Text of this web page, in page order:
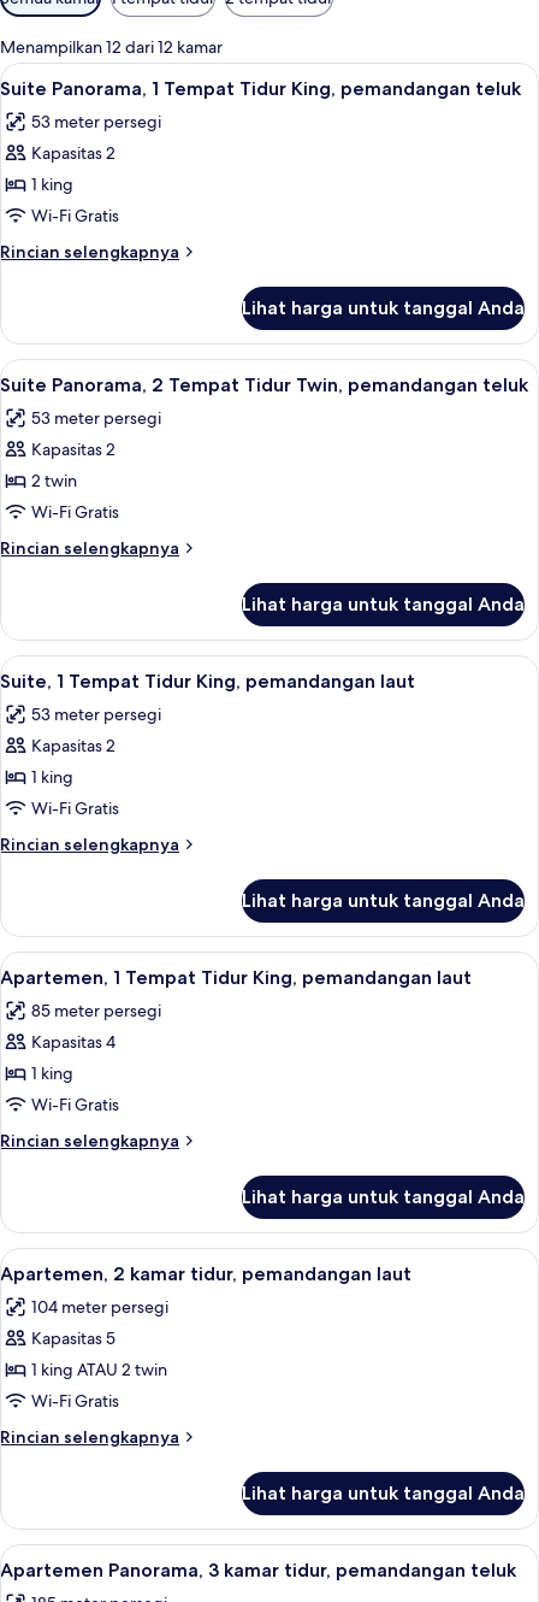
tersedia
untuk
kamar
Menampilkan 12 dari 12 kamar
Lihat
semua
foto
untuk
Suite
Panorama,
1
Tempat
King,
pemandangan
teluk
Suite Panorama, 1 Tempat Tidur
5
Suite Panorama, 1 Tempat Tidur King, pemandangan teluk
53 meter persegi
Kapasitas 2
1 king
Wi-Fi Gratis
Rincian selengkapnya
Rincian
Suite
Panorama,
1
Tidur
King,
teluk
Lihat harga untuk tanggal Anda
Lihat
semua
foto
untuk
Suite
Panorama,
2
Tempat
Twin,
pemandangan
teluk
Suite Panorama, 2 Tempat Tidur
6
Suite Panorama, 2 Tempat Tidur Twin, pemandangan teluk
53 meter persegi
Kapasitas 2
2 twin
Wi-Fi Gratis
Rincian selengkapnya
Rincian
Suite
Panorama,
2
Tidur
Twin,
teluk
Lihat harga untuk tanggal Anda
Lihat
semua
foto
untuk
Suite,
1
Tempat
Tidur
pemandangan
laut
Suite, 1 Tempat Tidur King,
5
Suite, 1 Tempat Tidur King, pemandangan laut
53 meter persegi
Kapasitas 2
1 king
Wi-Fi Gratis
Rincian selengkapnya
Rincian
Suite,
Tempat
Tidur
King,
pemandangan
Lihat harga untuk tanggal Anda
Lihat
semua
foto
untuk
Apartemen,
1
Tempat
Tidur
pemandangan
laut
Apartemen, 1 Tempat Tidur King,
5
Apartemen, 1 Tempat Tidur King, pemandangan laut
85 meter persegi
Kapasitas 4
1 king
Wi-Fi Gratis
Rincian selengkapnya
Rincian
Apartemen,
Tempat
Tidur
King,
pemandangan
Lihat harga untuk tanggal Anda
Lihat
semua
foto
untuk
Apartemen,
2
kamar
tidur,
laut
Apartemen, 2 kamar tidur,
4
Apartemen, 2 kamar tidur, pemandangan laut
104 meter persegi
Kapasitas 5
1 king ATAU 2 twin
Wi-Fi Gratis
Rincian selengkapnya
Rincian
Apartemen,
kamar
tidur,
Lihat harga untuk tanggal Anda
Lihat
semua
Apartemen Panorama, 3 kamar
7
Apartemen Panorama, 3 kamar tidur, pemandangan teluk